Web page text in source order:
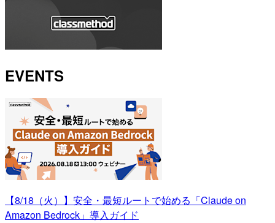
EVENTS
【8/18（火）】安全・最短ルートで始める「Claude on
Amazon Bedrock」導入ガイド